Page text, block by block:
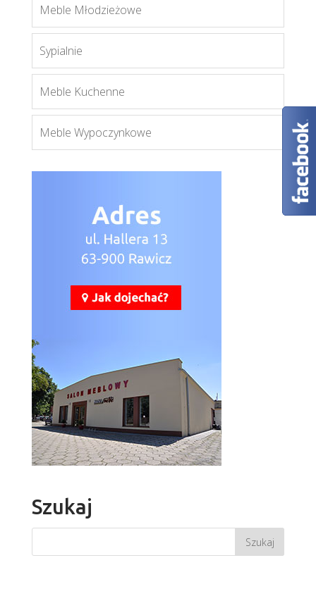
Meble Młodzieżowe
Sypialnie
Meble Kuchenne
Meble Wypoczynkowe
Szukaj